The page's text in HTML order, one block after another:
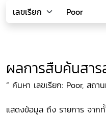
ผลการสืบค้นสา
“ ค้นหา เลขเรียก: Poor, สถา
แสดงข้อมูล ถึง รายการ จาก